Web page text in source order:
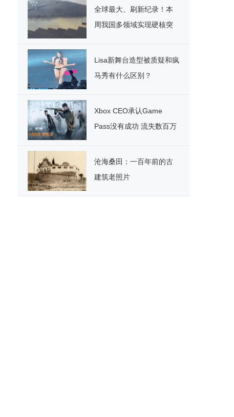
全球最大、刷新纪录！本
周我国多领域实现硬核突
Lisa新舞台造型被质疑和疯
马秀有什么区别？
Xbox CEO承认Game
Pass没有成功 流失数百万
沧海桑田：一百年前的古
建筑老照片